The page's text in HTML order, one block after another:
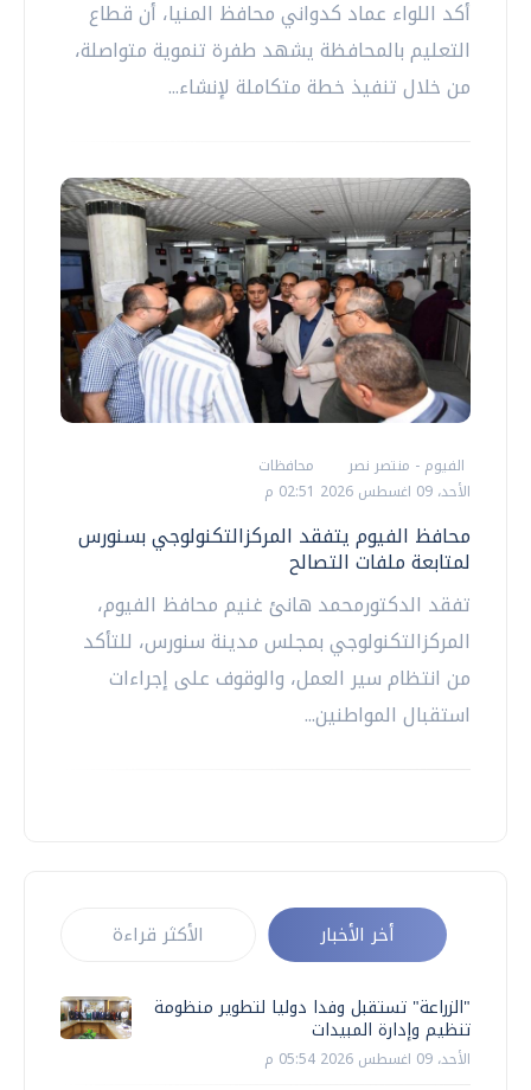
أكد اللواء عماد كدواني محافظ المنيا، أن قطاع
التعليم بالمحافظة يشهد طفرة تنموية متواصلة،
من خلال تنفيذ خطة متكاملة لإنشاء...
الفيوم - منتصر نصر
محافظات
الأحد، 09 اغسطس 2026 02:51 م
محافظ الفيوم يتفقد المركزالتكنولوجي بسنورس
لمتابعة ملفات التصالح
تفقد الدكتورمحمد هانئ غنيم محافظ الفيوم،
المركزالتكنولوجي بمجلس مدينة سنورس، للتأكد
من انتظام سير العمل، والوقوف على إجراءات
استقبال المواطنين...
أخر الأخبار الأكثر قراءة
"الزراعة" تستقبل وفدا دوليا لتطوير منظومة
تنظيم وإدارة المبيدات
الأحد، 09 اغسطس 2026 05:54 م